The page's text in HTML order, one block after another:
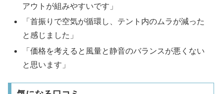
アウトが組みやすいです」
「首振りで空気が循環し、テント内のムラが減った
と感じました」
「価格を考えると風量と静音のバランスが悪くない
と思います」